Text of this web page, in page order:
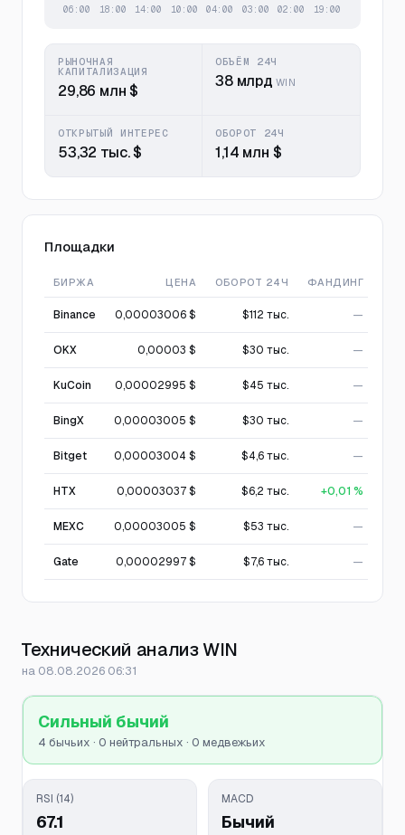
РЫНОЧНАЯ
КАПИТАЛИЗАЦИЯ
29,86 млн $
ОБЪЁМ 24Ч
38 млрд WIN
ОТКРЫТЫЙ ИНТЕРЕС
53,32 тыс. $
ОБОРОТ 24Ч
1,14 млн $
Площадки
БИРЖА ЦЕНА ОБОРОТ 24Ч ФАНДИНГ
Binance 0,00003006 $ $112 тыс. —
OKX 0,00003 $ $30 тыс. —
KuCoin 0,00002995 $ $45 тыс. —
BingX 0,00003005 $ $30 тыс. —
Bitget 0,00003004 $ $4,6 тыс. —
HTX 0,00003037 $ $6,2 тыс. +0,01 %
MEXC 0,00003005 $ $53 тыс. —
Gate 0,00002997 $ $7,6 тыс. —
Технический анализ WIN
на 08.08.2026 06:31
Сильный бычий
4 бычьих · 0 нейтральных · 0 медвежьих
RSI (14)
67.1
MACD
Бычий